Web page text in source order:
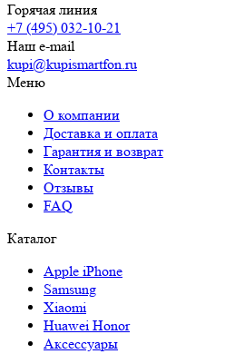
Горячая линия
+7 (495) 032-10-21
Наш e-mail
kupi@kupismartfon.ru
Меню
О компании
Доставка и оплата
Гарантия и возврат
Контакты
Отзывы
FAQ
Каталог
Apple iPhone
Samsung
Xiaomi
Huawei Honor
Аксессуары